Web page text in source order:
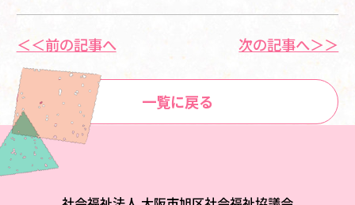
＜＜前の記事へ
一覧に戻る
次の記事へ＞＞